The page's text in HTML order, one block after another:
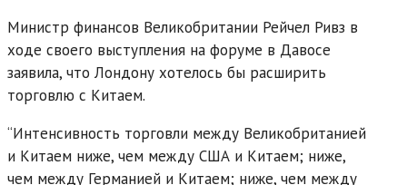
Министр финансов Великобритании Рейчел Ривз в
ходе своего выступления на форуме в Давосе
заявила, что Лондону хотелось бы расширить
торговлю с Китаем.
“Интенсивность торговли между Великобританией
и Китаем ниже, чем между США и Китаем; ниже,
чем между Германией и Китаем; ниже, чем между